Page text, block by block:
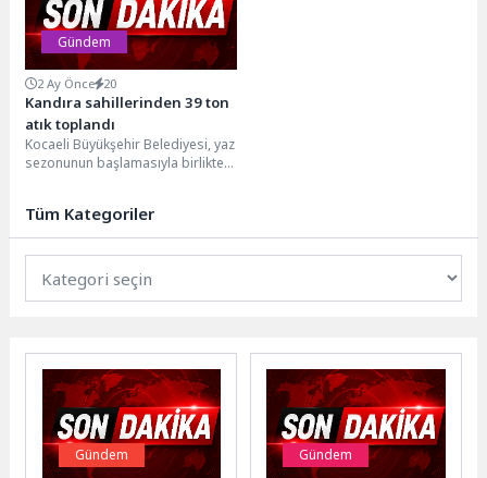
Gündem
2 Ay Önce 20
Kandıra sahillerinden 39 ton
atık toplandı
Kocaeli Büyükşehir Belediyesi, yaz
sezonunun başlamasıyla birlikte
Sahiller,...
Tüm Kategoriler
Gündem Gündem